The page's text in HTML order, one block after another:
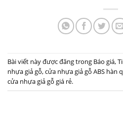
Bài viết này được đăng trong Báo giá,
nhựa giả gỗ,cửa nhựa giả gỗ ABS hàn
cửa nhựa giả gỗ giá rẻ.